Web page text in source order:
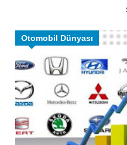
Otomobil Dünyası